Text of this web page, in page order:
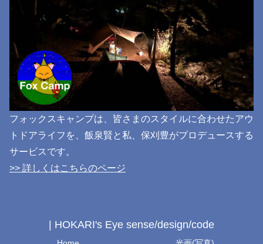
フォックスキャンプは、皆さまのスタイルに合わせたアウ
トドアライフを、飯泉賢と私、保刈豊がプロデュースする
サービスです。
>> 詳しくはこちらのページ
| HOKARI's Eye sense/design/code